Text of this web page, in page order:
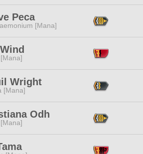
Peca
[Mana]
Wright
[Mana]
Odh